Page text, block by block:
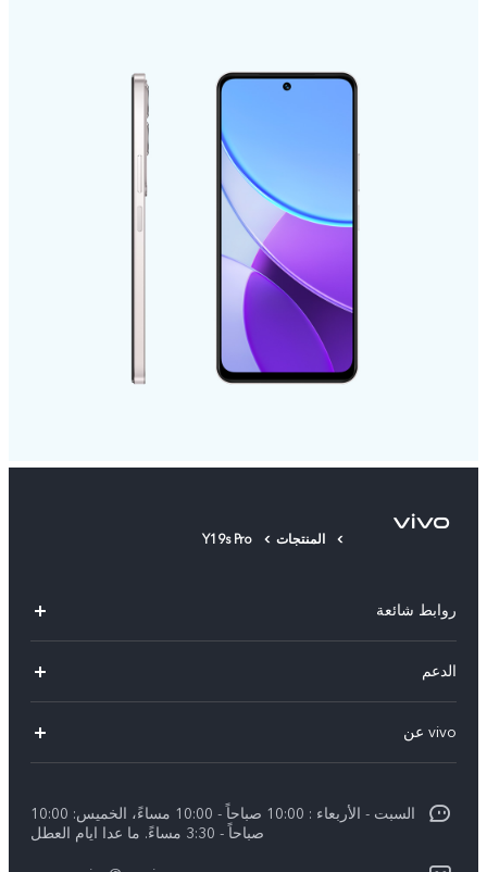
المنتجات Y19s Pro
روابط شائعة
X300 (New)
X200 FE (New)
الدعم
مركز الخدمة
Funtouch OS
vivo عن
الأخبار
الإشعارات القانونية
السبت - الأربعاء : 10:00 صباحاً - 10:00 مساءً، الخميس: 10:00
صباحاً - 3:30 مساءً. ما عدا ايام العطل